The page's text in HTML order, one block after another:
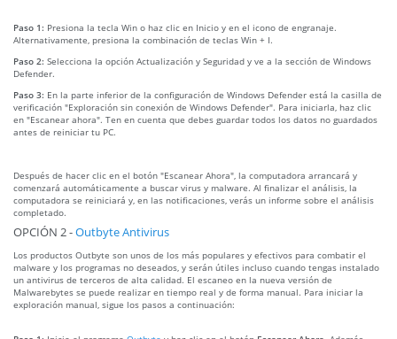
Paso 1: Presiona la tecla Win o haz clic en Inicio y en el icono de engranaje.
Alternativamente, presiona la combinación de teclas Win + I.
Paso 2: Selecciona la opción Actualización y Seguridad y ve a la sección de Windows
Defender.
Paso 3: En la parte inferior de la configuración de Windows Defender está la casilla de
verificación "Exploración sin conexión de Windows Defender". Para iniciarla, haz clic
en "Escanear ahora". Ten en cuenta que debes guardar todos los datos no guardados
antes de reiniciar tu PC.
Después de hacer clic en el botón "Escanear Ahora", la computadora arrancará y
comenzará automáticamente a buscar virus y malware. Al finalizar el análisis, la
computadora se reiniciará y, en las notificaciones, verás un informe sobre el análisis
completado.
OPCIÓN 2 -Outbyte Antivirus
Los productos Outbyte son unos de los más populares y efectivos para combatir el
malware y los programas no deseados, y serán útiles incluso cuando tengas instalado
un antivirus de terceros de alta calidad. El escaneo en la nueva versión de
Malwarebytes se puede realizar en tiempo real y de forma manual. Para iniciar la
exploración manual, sigue los pasos a continuación: